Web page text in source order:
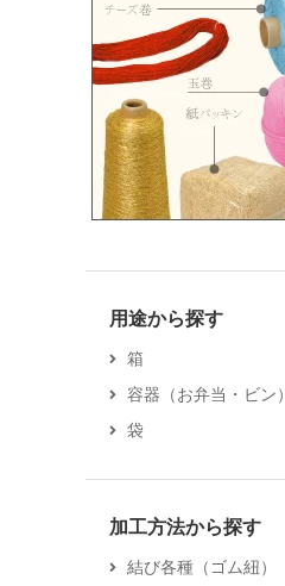
用途から探す
箱
容器（お弁当・ビン）
袋
加工方法から探す
結び各種（ゴム紐）